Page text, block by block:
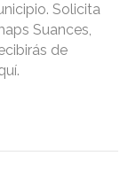
Solicita
Suances,
de